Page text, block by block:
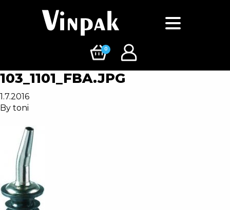
0
103_1101_FBA.JPG
1.7.2016
By toni